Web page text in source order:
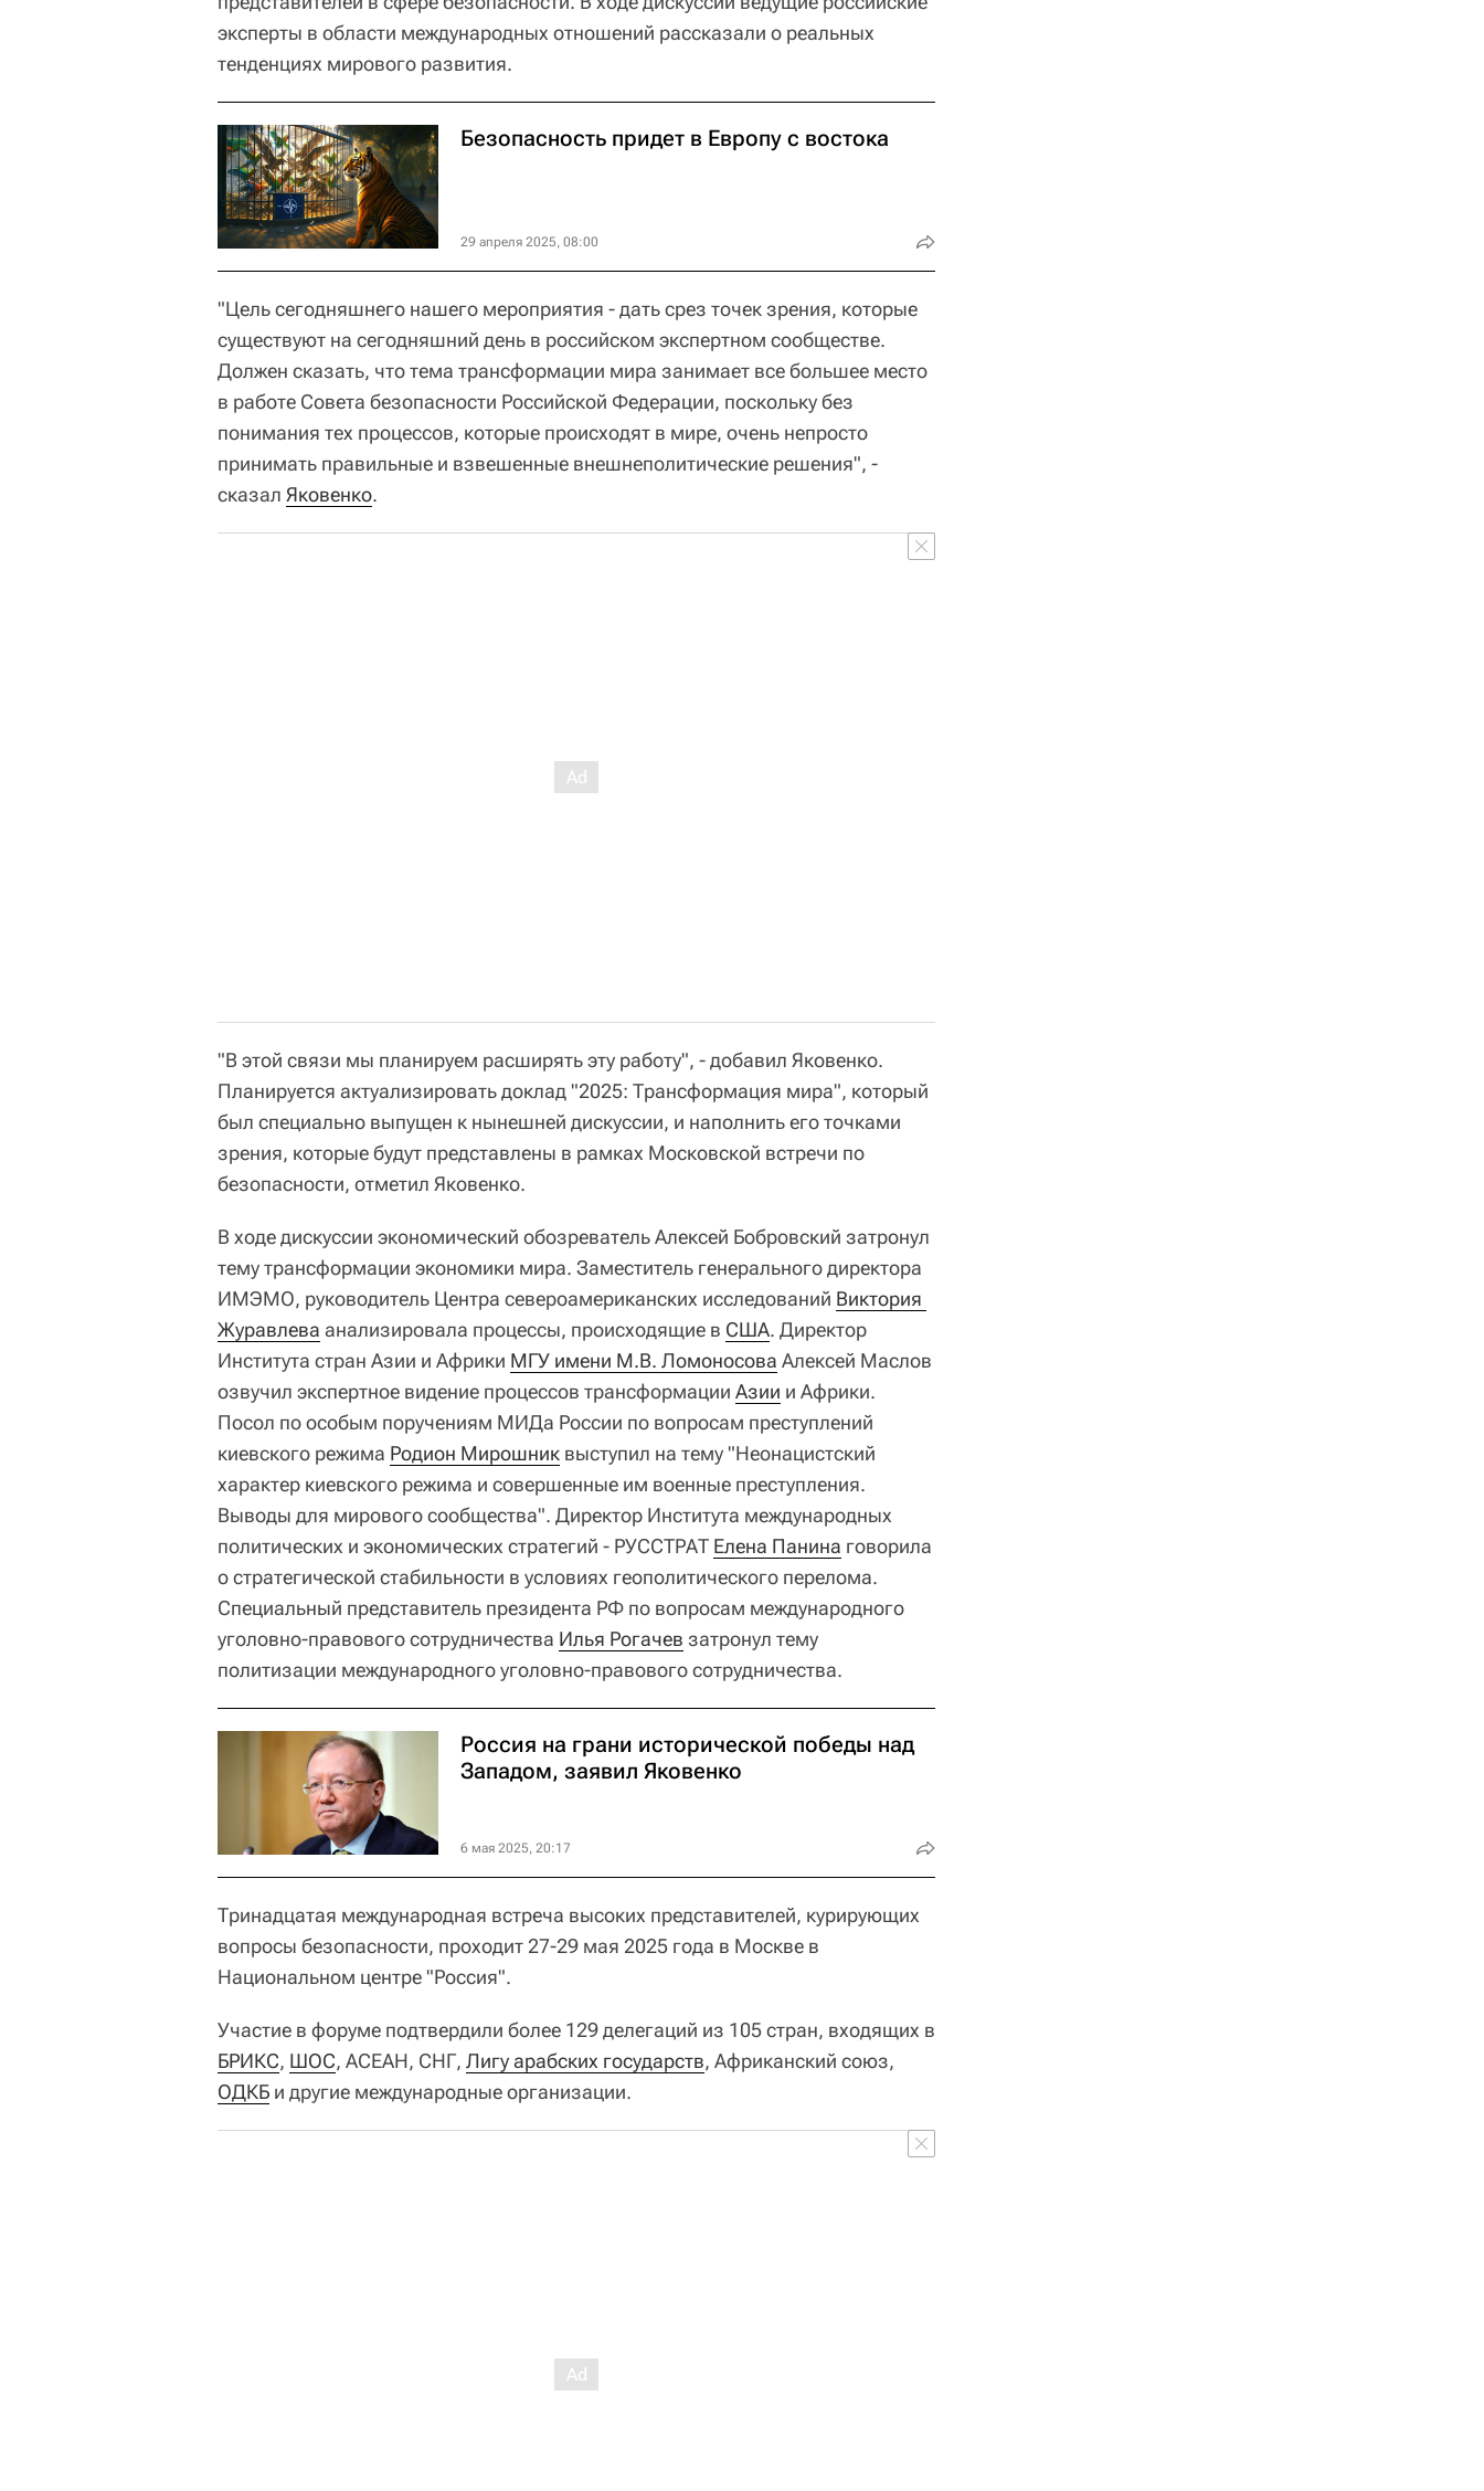
эксперты в области международных отношений рассказали о реальных
тенденциях мирового развития.
Безопасность придет в Европу с востока
29 апреля 2025, 08:00
"Цель сегодняшнего нашего мероприятия - дать срез точек зрения, которые
существуют на сегодняшний день в российском экспертном сообществе.
Должен сказать, что тема трансформации мира занимает все большее место
в работе Совета безопасности Российской Федерации, поскольку без
понимания тех процессов, которые происходят в мире, очень непросто
принимать правильные и взвешенные внешнеполитические решения", -
сказал Яковенко.
"В этой связи мы планируем расширять эту работу", - добавил Яковенко.
Планируется актуализировать доклад "2025: Трансформация мира", который
был специально выпущен к нынешней дискуссии, и наполнить его точками
зрения, которые будут представлены в рамках Московской встречи по
безопасности, отметил Яковенко.
В ходе дискуссии экономический обозреватель Алексей Бобровский затронул
тему трансформации экономики мира. Заместитель генерального директора
ИМЭМО, руководитель Центра североамериканских исследований Виктория
Журавлева анализировала процессы, происходящие в США. Директор
Института стран Азии и Африки МГУ имени М.В. Ломоносова Алексей Маслов
озвучил экспертное видение процессов трансформации Азии и Африки.
Посол по особым поручениям МИДа России по вопросам преступлений
киевского режима Родион Мирошник выступил на тему "Неонацистский
характер киевского режима и совершенные им военные преступления.
Выводы для мирового сообщества". Директор Института международных
политических и экономических стратегий - РУССТРАТ Елена Панина говорила
о стратегической стабильности в условиях геополитического перелома.
Специальный представитель президента РФ по вопросам международного
уголовно-правового сотрудничества Илья Рогачев затронул тему
политизации международного уголовно-правового сотрудничества.
Россия на грани исторической победы над
Западом, заявил Яковенко
6 мая 2025, 20:17
Тринадцатая международная встреча высоких представителей, курирующих
вопросы безопасности, проходит 27-29 мая 2025 года в Москве в
Национальном центре "Россия".
Участие в форуме подтвердили более 129 делегаций из 105 стран, входящих в
БРИКС, ШОС, АСЕАН, СНГ, Лигу арабских государств, Африканский союз,
ОДКБ и другие международные организации.